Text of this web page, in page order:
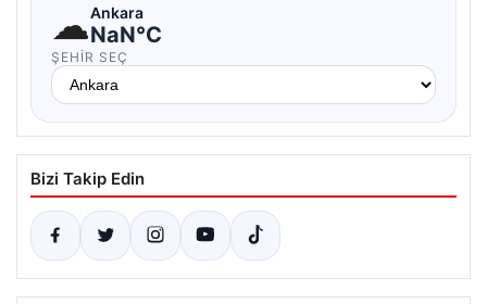
☁Ankara
NaN°C
ŞEHIR SEÇ
Bizi Takip Edin